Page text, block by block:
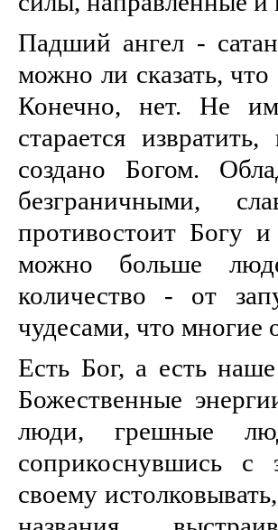
Падший ангел -
можно ли сказать, что
Конечно, нет. Не
старается
создано Богом.
безграничными,
противостоит Богу и
можно больше
количество - от
чудесами, что многие
Есть Бог, а есть
Божественные
люди, грешные
соприкоснувшись
своему